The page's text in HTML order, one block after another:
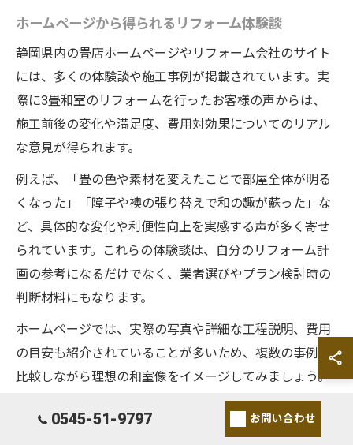
ホームページから得られるリフォーム体験談
静岡県内の畳店ホームページやリフォーム会社のサイト
には、多くの体験談や施工事例が掲載されています。実
際に3畳和室のリフォームを行ったお客様の声からは、
施工前後の変化や満足度、費用対効果についてのリアル
な意見が得られます。
例えば、「畳の色や素材を変えたことで部屋全体が明る
くなった」「障子や襖の張り替えで和の趣が蘇った」な
ど、具体的な変化や利便性向上を実感する声が多く寄せ
られています。これらの体験談は、自分のリフォーム計
画の参考になるだけでなく、業者選びやプラン検討時の
判断材料にもなります。
ホームページでは、実際の写真や詳細な工程説明、費用
の目安も紹介されていることが多いため、複数の事例を
比較しながら理想の和室像をイメージしてみましょう。
体験談をもとに疑問点を整理し、相談時に具体的な質問
をすることで、より納得度の高いリフォームが実現しま
0545-51-9797 お問い合わせ